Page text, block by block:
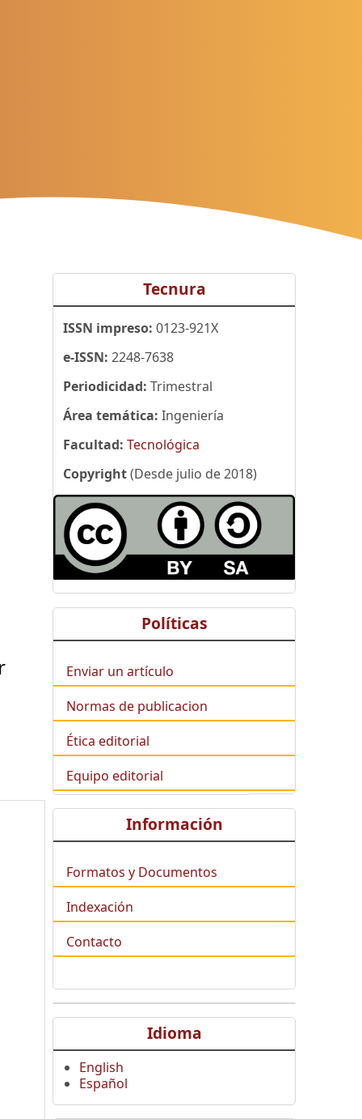
Tecnura
ISSN impreso: 0123-921X
e-ISSN: 2248-7638
Periodicidad: Trimestral
Área temática: Ingeniería
Facultad: Tecnológica
Copyright(Desde julio de 2018)
Políticas
Enviar un artículo
Normas de publicacion
Ética editorial
Equipo editorial
Información
Formatos y Documentos
Indexación
Contacto
Idioma
English
Español